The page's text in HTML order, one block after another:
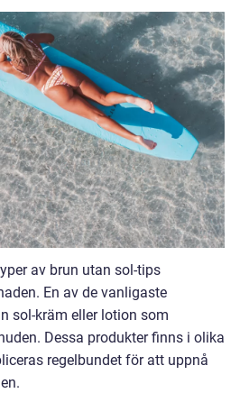
av brun utan sol-tips
En av de vanligaste
sol-kräm eller lotion som
Dessa produkter finns i olika
regelbundet för att uppnå